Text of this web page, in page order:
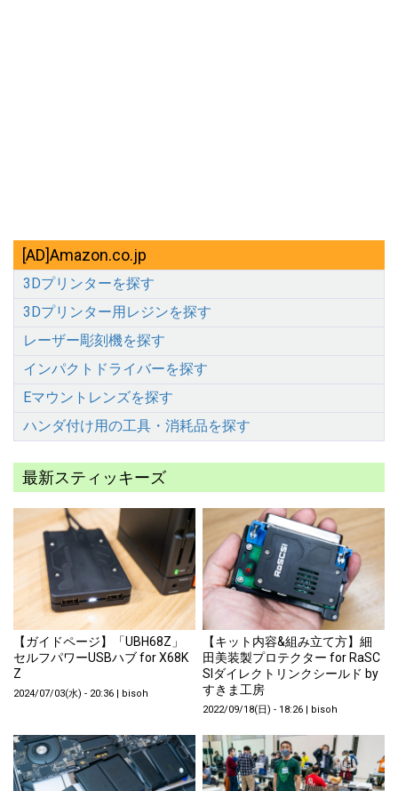
[AD]Amazon.co.jp
3Dプリンターを探す
3Dプリンター用レジンを探す
レーザー彫刻機を探す
インパクトドライバーを探す
Eマウントレンズを探す
ハンダ付け用の工具・消耗品を探す
最新スティッキーズ
【ガイドページ】「UBH68Z」
セルフパワーUSBハブ for X68K
Z
2024/07/03(水) - 20:36 | bisoh
【キット内容&組み立て方】細
田美装製プロテクター for RaSC
SIダイレクトリンクシールド by
すきま工房
2022/09/18(日) - 18:26 | bisoh